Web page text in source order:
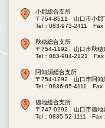
小郡総合支所
〒754-8511 山口市小郡
Tel：083-973-2411
Fax
秋穂総合支所
〒754-1192 山口市秋穂
Tel：083-984-2121
Fax
阿知須総合支所
〒754-1292 山口市阿知
Tel：0836-65-4111
Fax
徳地総合支所
〒747-0292 山口市徳地
Tel：0835-52-1111
Fax